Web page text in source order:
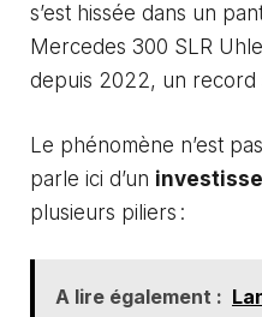
s’est hissée dans un
Mercedes 300 SLR
depuis 2022, un record
Le phénomène n’est
parle ici d’un
plusieurs piliers :
A lire également :